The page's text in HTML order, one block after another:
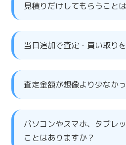
見積りだけしてもらうこと
当日追加で査定・買い取り
査定金額が想像より少なか
パソコンやスマホ、タブレ
ことはありますか？